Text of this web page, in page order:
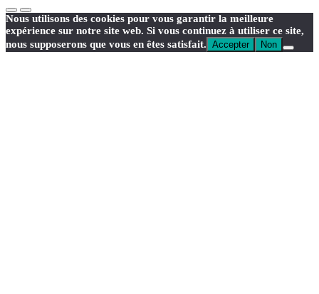
Nous utilisons des cookies pour vous garantir la meilleure
expérience sur notre site web. Si vous continuez à utiliser ce site,
nous supposerons que vous en êtes satisfait. Accepter Non